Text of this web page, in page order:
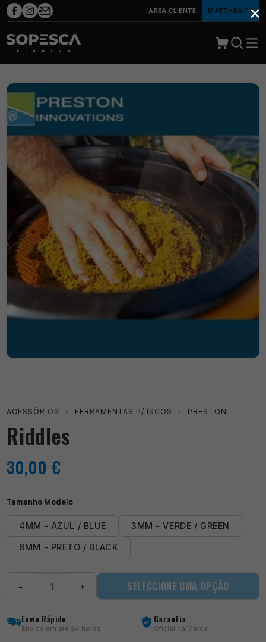
ÁREA CLIENTE MATCHBAITS
ACESSÓRIOS › FERRAMENTAS P/ ISCOS › PRESTON
Riddles
30,00 €
Tamanho Modelo
4MM - AZUL / BLUE 3MM - VERDE / GREEN
6MM - PRETO / BLACK
− + SELECCIONE UMA OPÇÃO
Envio Rápido
Envios em até 24 horas
Garantia
Oficial da Marca
×